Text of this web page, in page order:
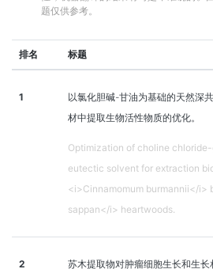
题仅供参考。
排名 标题
1
以氯化胆碱-甘油为基础的天然深
材中提取生物活性物质的优化。
Optimization of choline
eutectic solvent for extraction
<i>Cinnamomum burmannii</i>
sappan</i> heartwoods.
2 苏木提取物对肿瘤细胞生长和生长